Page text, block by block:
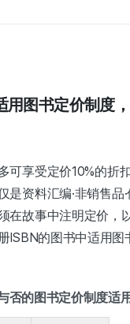
图书定价制度
可享受定价10%的折扣
是资料汇编·非销售
在故事中注明定价，
ISBN的图书中适用图
否的图书定价制度适